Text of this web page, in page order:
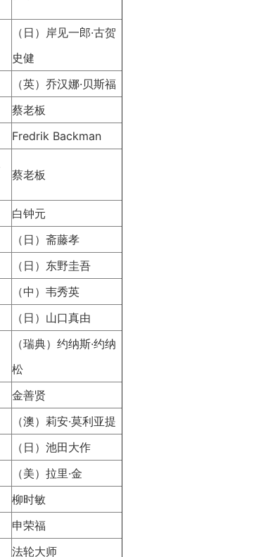
（日）岸见一郎·古贺
史健
（英）乔汉娜·贝斯福
蔡老板
Fredrik Backman
蔡老板
白钟元
（日）斋藤孝
（日）东野圭吾
（中）韦秀英
（日）山口真由
（瑞典）约纳斯·约纳
松
金善贤
（澳）莉安·莫利亚提
（日）池田大作
（美）拉里·金
柳时敏
申荣福
法轮大师